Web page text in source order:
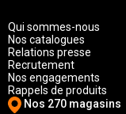
Qui sommes-nous
Nos catalogues
Relations presse
Recrutement
Nos engagements
Rappels de produits
Nos 270 magasins